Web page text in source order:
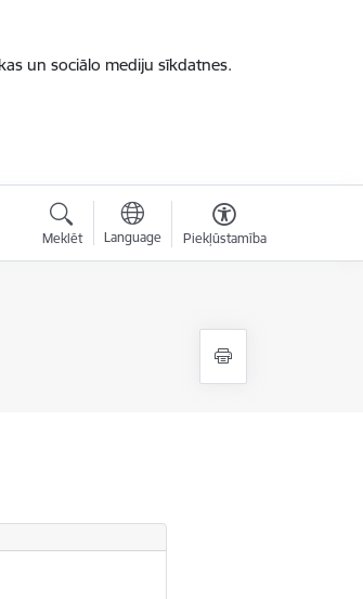
un sociālo mediju sīkdatnes.
Meklēt Language Piekļūstamība